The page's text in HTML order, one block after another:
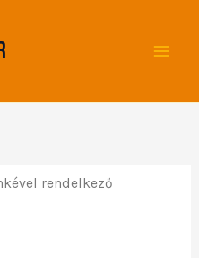
rendelkező